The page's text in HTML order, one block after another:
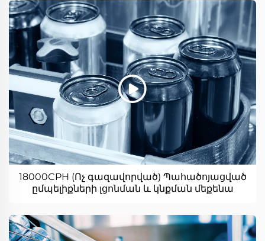
18000CPH (Ոչ գազավորված) Պահածոյացված
ըմպելիքների լցոնման և կնքման մեքենա